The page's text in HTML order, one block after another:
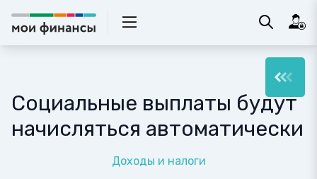
Социальные выплаты будут
начисляться автоматически
Доходы и налоги